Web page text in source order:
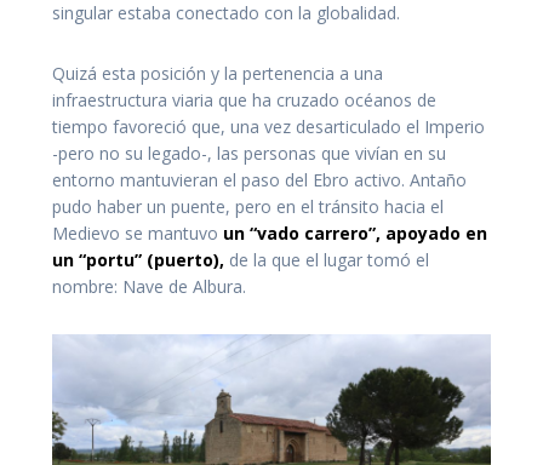
singular estaba conectado con la globalidad.
Quizá esta posición y la pertenencia a una
infraestructura viaria que ha cruzado océanos de
tiempo favoreció que, una vez desarticulado el Imperio
-pero no su legado-, las personas que vivían en su
entorno mantuvieran el paso del Ebro activo. Antaño
pudo haber un puente, pero en el tránsito hacia el
Medievo se mantuvo un “vado carrero”, apoyado en
un “portu” (puerto), de la que el lugar tomó el
nombre: Nave de Albura.